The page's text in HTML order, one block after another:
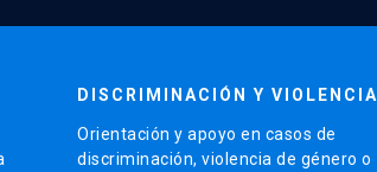
DISCRIMINACIÓN Y VIOLENCIA
Orientación y apoyo en casos de
discriminación, violencia de género o